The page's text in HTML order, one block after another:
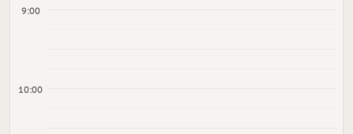
9:00
10:00